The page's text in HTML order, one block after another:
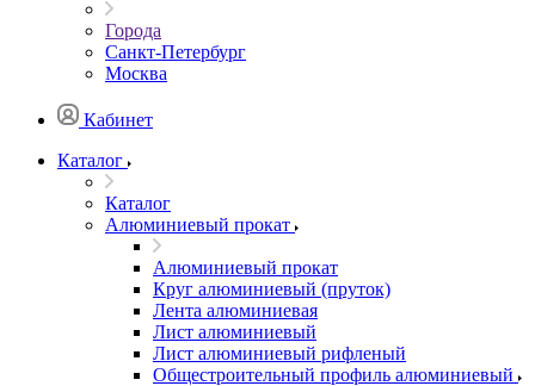
Города
Санкт-Петербург
Москва
Кабинет
Каталог
Каталог
Алюминиевый прокат
Алюминиевый прокат
Круг алюминиевый (пруток)
Лента алюминиевая
Лист алюминиевый
Лист алюминиевый рифленый
Общестроительный профиль алюминиевый